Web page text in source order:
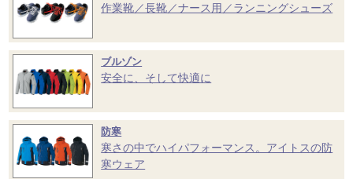
作業靴／長靴／ナース用／ランニングシューズ
ブルゾン
安全に、そして快適に
防寒
寒さの中でハイパフォーマンス。アイトスの防
寒ウェア